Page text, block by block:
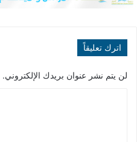
اترك تعليقاً
لن يتم نشر عنوان بريدك الإلكتروني.